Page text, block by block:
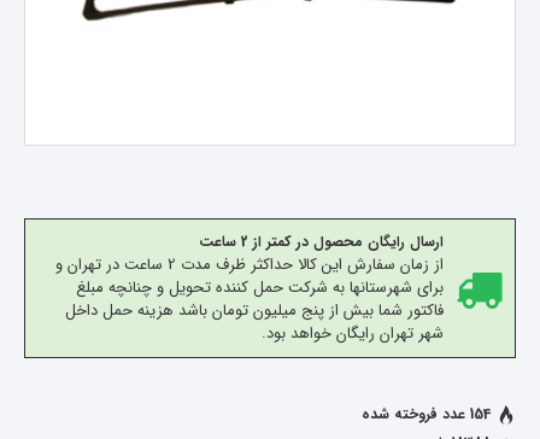
ارسال رایگان محصول در کمتر از 2 ساعت
از زمان سفارش این کالا حداکثر ظرف مدت 2 ساعت در تهران و
برای شهرستانها به شرکت حمل کننده تحویل و چنانچه مبلغ
فاکتور شما بیش از پنج میلیون تومان باشد هزینه حمل داخل
شهر تهران رایگان خواهد بود.
154 عدد فروخته شده